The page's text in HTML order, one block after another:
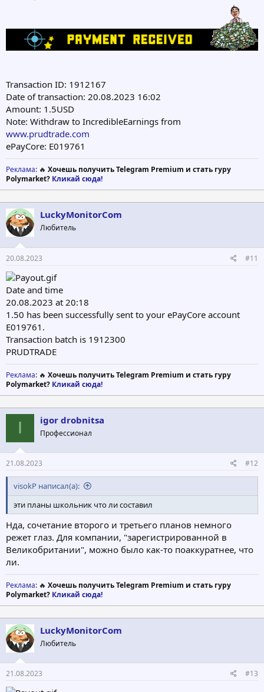
Transaction ID: 1912167
Date of transaction: 20.08.2023 16:02
Amount: 1.5USD
Note: Withdraw to IncredibleEarnings from
www.prudtrade.com
ePayCore: E019761
Реклама: 🔥 Хочешь получить Telegram Premium и стать гуру
Polymarket? Кликай сюда!
LuckyMonitorCom
Любитель
20.08.2023 #11
Date and time
20.08.2023 at 20:18
1.50 has been successfully sent to your ePayCore account
E019761.
Transaction batch is 1912300
PRUDTRADE
Реклама: 🔥 Хочешь получить Telegram Premium и стать гуру
Polymarket? Кликай сюда!
I igor drobnitsa
Профессионал
21.08.2023 #12
visokP написал(а):
эти планы школьник что ли составил
Нда, сочетание второго и третьего планов немного
режет глаз. Для компании, "зарегистрированной в
Великобритании", можно было как-то поаккуратнее, что
ли.
Реклама: 🔥 Хочешь получить Telegram Premium и стать гуру
Polymarket? Кликай сюда!
LuckyMonitorCom
Любитель
21.08.2023 #13